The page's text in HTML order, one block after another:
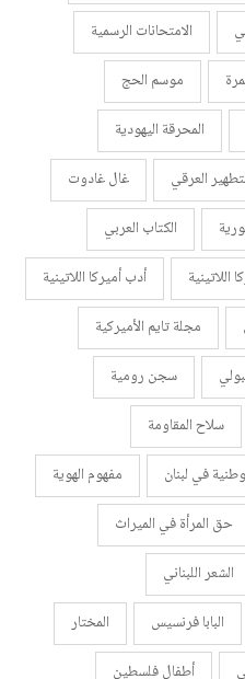
الامتحانات الرسمية
موسم الحج
المحرقة اليهودية
العرقي
غال غادوت
الكتاب العربي
اللاتينية
أدب أميركا اللاتينية
مجلة تايم الأميركية
سجن رومية
سلاح المقاومة
في لبنان
مفهوم الهوية
حق المرأة في الميراث
الشعر اللبناني
البابا فرنسيس
المختار
أطفال فلسطين